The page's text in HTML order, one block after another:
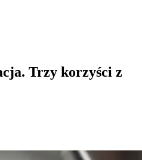
Trzy korzyści z